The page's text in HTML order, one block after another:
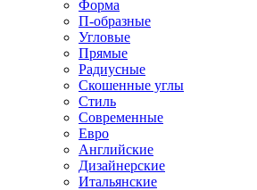
Форма
П-образные
Угловые
Прямые
Радиусные
Скошенные углы
Стиль
Современные
Евро
Английские
Дизайнерские
Итальянские